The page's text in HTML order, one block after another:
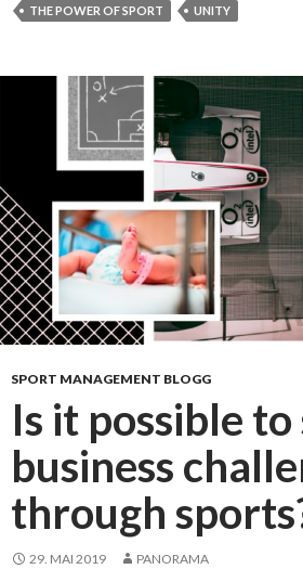
l
a
t
h
d
o
u
s
p
a
r
t
THE POWER OF SPORT
UNITY
SPORT MANAGEMENT BLOGG
Is it possible to
business
through
29. MAI 2019 PANORAMA